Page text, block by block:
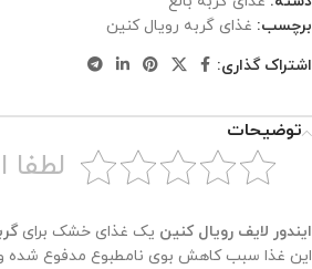
برچسب: غذای گربه رویال کنین
اشتراک گذاری:
توضیحات
لطفا
ایندور لایف رویال کنین یک غذای خشک برای
این غذا سبب کاهش بوی نامطبوع مدفوع